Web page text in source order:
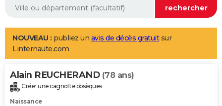
Aménagement intérieur
LIFESTYLE
Art de vivre
Bien-être
Loisirs
Mode
Modes de vie
Alimentation
Guide de la santé
Maladies
Médicaments
Sommeil
VOYAGE
Destinations
City break
Voyage nature
Voyage de noces
Forum
Climat
+PHOTO
NOUVEAU : publiez un avis de décès gratuitsur
Linternaute.com
Alain REUCHERAND (78 ans)
Créer une cagnotte obsèques
Naissance